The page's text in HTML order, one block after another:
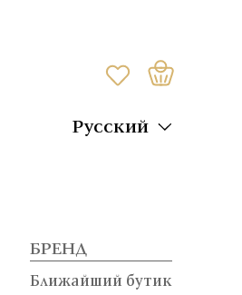
Русский
БРЕНД
Ближайший бутик